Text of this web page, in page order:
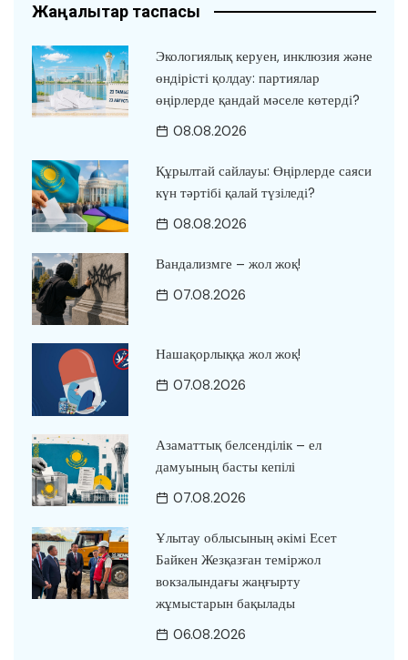
Жаңалықтар таспасы
Экологиялық керуен, инклюзия және
өндірісті қолдау: партиялар
өңірлерде қандай мәселе көтерді?
08.08.2026
Құрылтай сайлауы: Өңірлерде саяси
күн тәртібі қалай түзіледі?
08.08.2026
Вандализмге – жол жоқ!
07.08.2026
Нашақорлыққа жол жоқ!
07.08.2026
Азаматтық белсенділік – ел
дамуының басты кепілі
07.08.2026
Ұлытау облысының әкімі Есет
Байкен Жезқазған теміржол
вокзалындағы жаңғырту
жұмыстарын бақылады
06.08.2026